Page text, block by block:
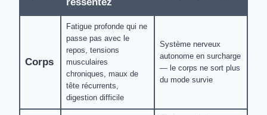
Corps
Fatigue profonde qui ne
passe pas avec le
repos, tensions
musculaires
chroniques, maux de
tête récurrents,
digestion difficile
Système nerveux
autonome en surcharge
— le corps ne sort plus
du mode survie